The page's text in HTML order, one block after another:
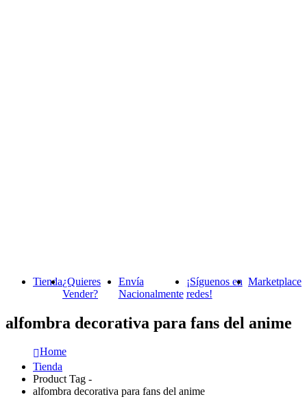
Tienda¿Quieres
Vender?
Envía
Nacionalmente
¡Síguenos en
redes!
Marketplace
alfombra decorativa para fans del anime
Home
Tienda
Product Tag -
alfombra decorativa para fans del anime